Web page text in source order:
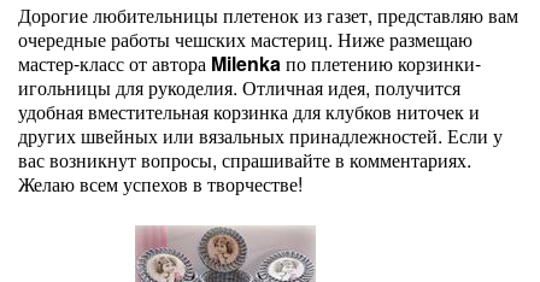
Дорогие любительницы плетенок из газет, представляю вам
очередные работы чешских мастериц. Ниже размещаю
мастер-класс от автора Milenkaпо плетению корзинки-
игольницы для рукоделия. Отличная идея, получится
удобная вместительная корзинка для клубков ниточек и
других швейных или вязальных принадлежностей. Если у
вас возникнут вопросы, спрашивайте в комментариях.
Желаю всем успехов в творчестве!